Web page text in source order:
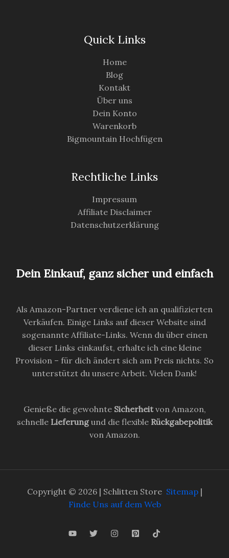
Quick Links
Home
Blog
Kontakt
Über uns
Dein Konto
Warenkorb
Bigmountain Hochfügen
Rechtliche Links
Impressum
Affiliate Disclaimer
Datenschutzerklärung
Dein Einkauf, ganz sicher und einfach
Als Amazon-Partner verdiene ich an qualifizierten
Verkäufen. Einige Links auf dieser Website sind
sogenannte Affiliate-Links. Wenn du über einen
dieser Links einkaufst, erhalte ich eine kleine
Provision – für dich ändert sich am Preis nichts. So
unterstützt du unsere Arbeit. Vielen Dank!
Genieße die gewohnte Sicherheitvon Amazon,
schnelle Lieferungund die flexible Rückgabepolitik
von Amazon.
Copyright © 2026 | Schlitten Store Sitemap|
Finde Uns auf dem Web